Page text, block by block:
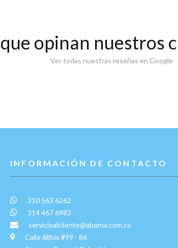
opinan nuestros
Ver todas nuestras reseñas en Google
INFORMACIÓN DE CONTACTO
310 563 6262
314 467 6983
servicioalcliente@abarna.com.co
Calle 68bis #99 - 86